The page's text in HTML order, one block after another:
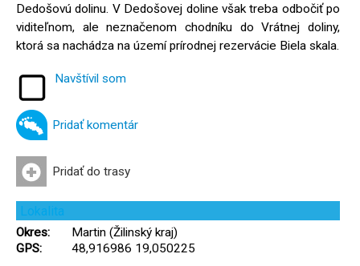
Dedošovú dolinu. V Dedošovej doline však treba odbočiť po
viditeľnom, ale neznačenom chodníku do Vrátnej doliny,
ktorá sa nachádza na území prírodnej rezervácie Biela skala.
Navštívil som
Pridať komentár
Pridať do trasy
Lokalita
Okres:
Martin (Žilinský kraj)
GPS:
48,916986 19,050225